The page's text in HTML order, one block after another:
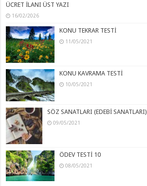
ÜCRET İLANI ÜST YAZI
16/02/2026
KONU TEKRAR TESTİ
11/05/2021
KONU KAVRAMA TESTİ
10/05/2021
SÖZ SANATLARI (EDEBİ SANATLARI)
09/05/2021
ÖDEV TESTİ 10
08/05/2021